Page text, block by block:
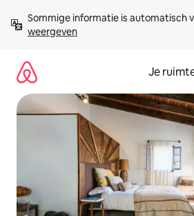
direct
naar
Sommige informatie is automatisch
weergeven
Je